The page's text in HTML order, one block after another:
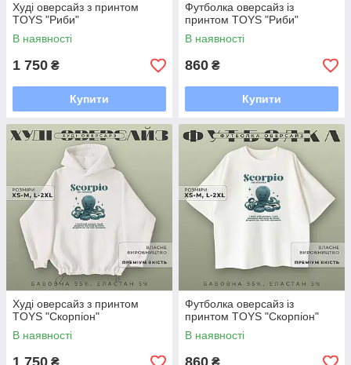
Худі оверсайз з принтом
TOYS "Риби"
В наявності
1 750 ₴
Купити
Футболка оверсайз із
принтом TOYS "Риби"
В наявності
860 ₴
Купити
Худі оверсайз з принтом
TOYS "Скорпіон"
В наявності
1 750 ₴
Футболка оверсайз із
принтом TOYS "Скорпіон"
В наявності
860 ₴